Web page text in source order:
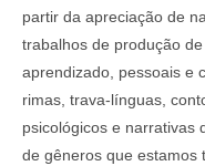
partir da apreciação de
trabalhos de produção
aprendizado, pessoais e
rimas, trava-línguas,
psicológicos e narrativas
de gêneros que estamos